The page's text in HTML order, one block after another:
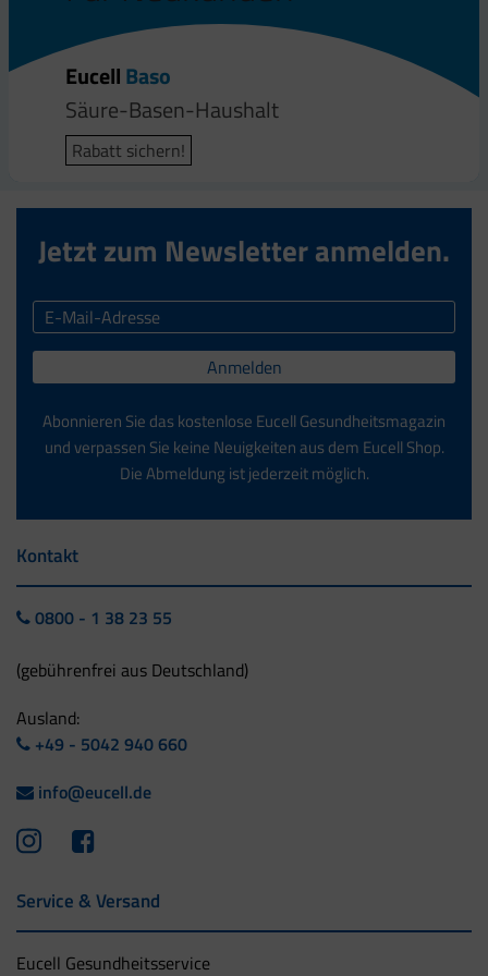
EucellBaso
Säure-Basen-Haushalt
Rabatt sichern!
Jetzt zum Newsletter anmelden.
Anmelden
Abonnieren Sie das kostenlose Eucell Gesundheitsmagazin
und verpassen Sie keine Neuigkeiten aus dem Eucell Shop.
Die Abmeldung ist jederzeit möglich.
Kontakt
0800 - 1 38 23 55
(gebührenfrei aus Deutschland)
Ausland:
+49 - 5042 940 660
info@eucell.de
Service & Versand
Eucell Gesundheitsservice